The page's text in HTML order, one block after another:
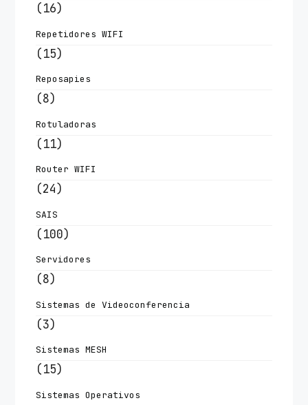
(16)
Repetidores WIFI
(15)
Reposapies
(8)
Rotuladoras
(11)
Router WIFI
(24)
SAIS
(100)
Servidores
(8)
Sistemas de Videoconferencia
(3)
Sistemas MESH
(15)
Sistemas Operativos